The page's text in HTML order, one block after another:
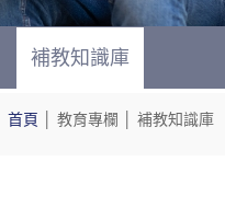
首頁 教育專欄 補教知識庫
補教知識庫